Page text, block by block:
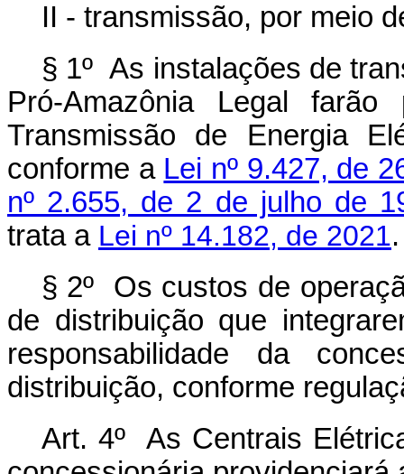
II - transmissão, por meio
§ 1º As instalações de
Pró-Amazônia Legal
Transmissão de Energia
conforme a Lei nº 9.427, de
nº 2.655, de 2 de julho de
trata a Lei nº 14.182, de 2021.
§ 2º Os custos de
de distribuição que
responsabilidade da
distribuição, conforme
Art. 4º As Centrais